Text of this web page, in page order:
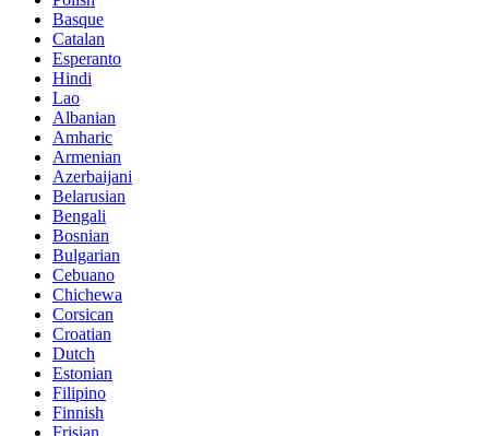
Basque
Catalan
Esperanto
Hindi
Lao
Albanian
Amharic
Armenian
Azerbaijani
Belarusian
Bengali
Bosnian
Bulgarian
Cebuano
Chichewa
Corsican
Croatian
Dutch
Estonian
Filipino
Finnish
Frisian